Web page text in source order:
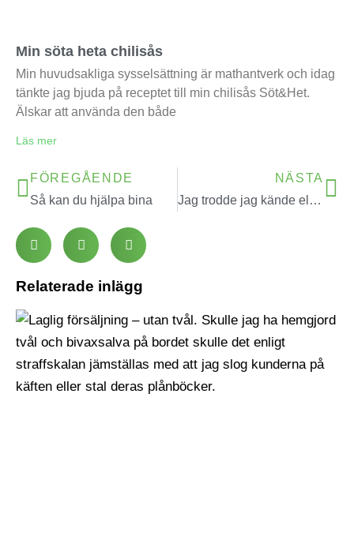
Min söta heta chilisås
Min huvudsakliga sysselsättning är mathantverk och idag
tänkte jag bjuda på receptet till min chilisås Söt&Het.
Älskar att använda den både
Läs mer
FÖREGÅENDE
Så kan du hjälpa bina
NÄSTA
Jag trodde jag kände elden
Relaterade inlägg